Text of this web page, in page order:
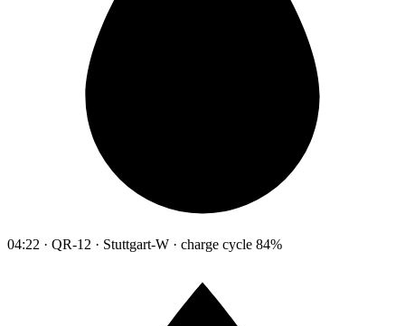
04:22 · QR-12 · Stuttgart-W · charge cycle 84%